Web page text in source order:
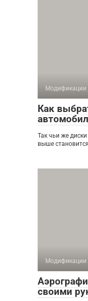
Модификации
Как
Так чьи же
выше
Модификации
своими